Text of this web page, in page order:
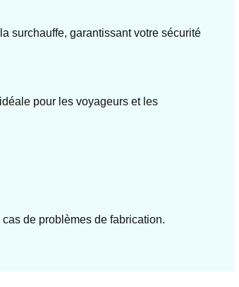
surchauffe, garantissant votre sécurité
pour les voyageurs et les
de problèmes de fabrication.